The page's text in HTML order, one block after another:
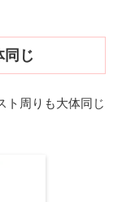
同じ
ト周りも大体同じ